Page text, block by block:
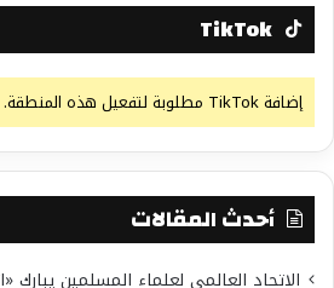
TikTok
إضافة TikTok مطلوبة لتفعيل هذه المنطقة.
أحدث المقالات
الاتحاد العالمي لعلماء المسلمين يبارك